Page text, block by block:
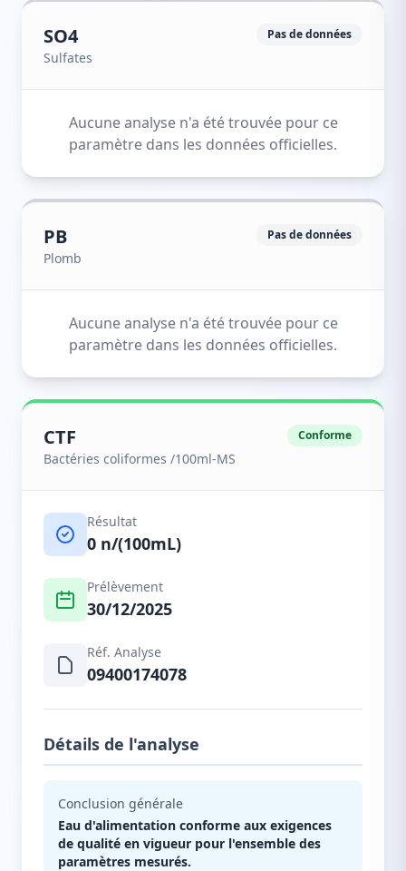
SO4
Sulfates
Pas de données
Aucune analyse n'a été trouvée pour ce
paramètre dans les données officielles.
PB
Plomb
Pas de données
Aucune analyse n'a été trouvée pour ce
paramètre dans les données officielles.
CTF
Bactéries coliformes /100ml-MS
Conforme
Résultat
0 n/(100mL)
Prélèvement
30/12/2025
Réf. Analyse
09400174078
Détails de l'analyse
Conclusion générale
Eau d'alimentation conforme aux exigences
de qualité en vigueur pour l'ensemble des
paramètres mesurés.